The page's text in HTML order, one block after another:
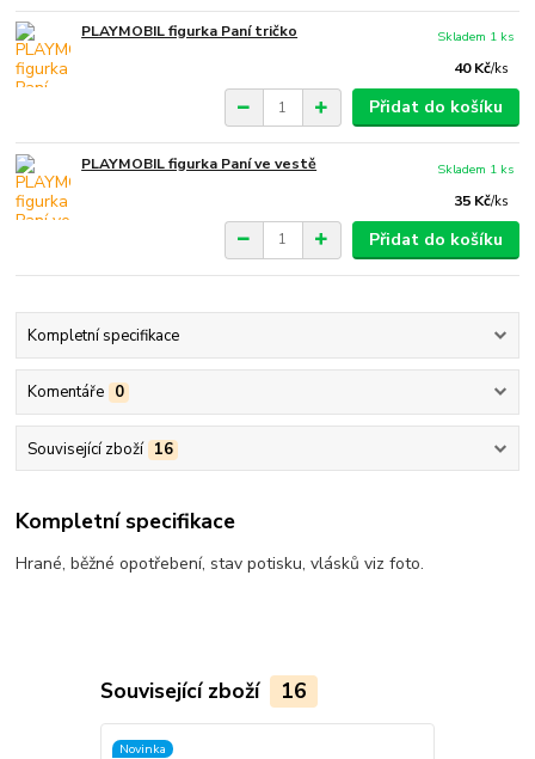
PLAYMOBIL figurka Paní tričko
40 Kč/ks
Skladem 1 ks
Přidat do košíku
PLAYMOBIL figurka Paní ve vestě
35 Kč/ks
Skladem 1 ks
Přidat do košíku
Kompletní specifikace
Komentáře 0
Související zboží 16
Kompletní specifikace
Hrané, běžné opotřebení, stav potisku, vlásků viz foto.
Související zboží 16
Novinka